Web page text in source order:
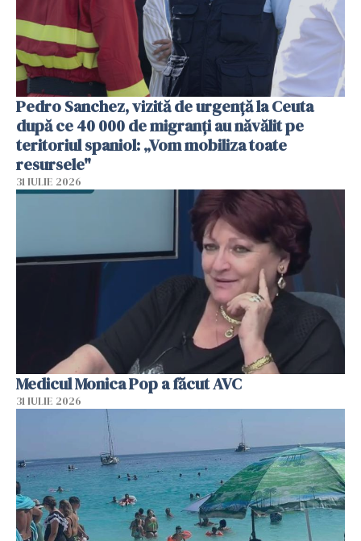
Pedro Sanchez, vizită de urgență la Ceuta
după ce 40 000 de migranți au năvălit pe
teritoriul spaniol: „Vom mobiliza toate
resursele"
31 IULIE 2026
Medicul Monica Pop a făcut AVC
31 IULIE 2026